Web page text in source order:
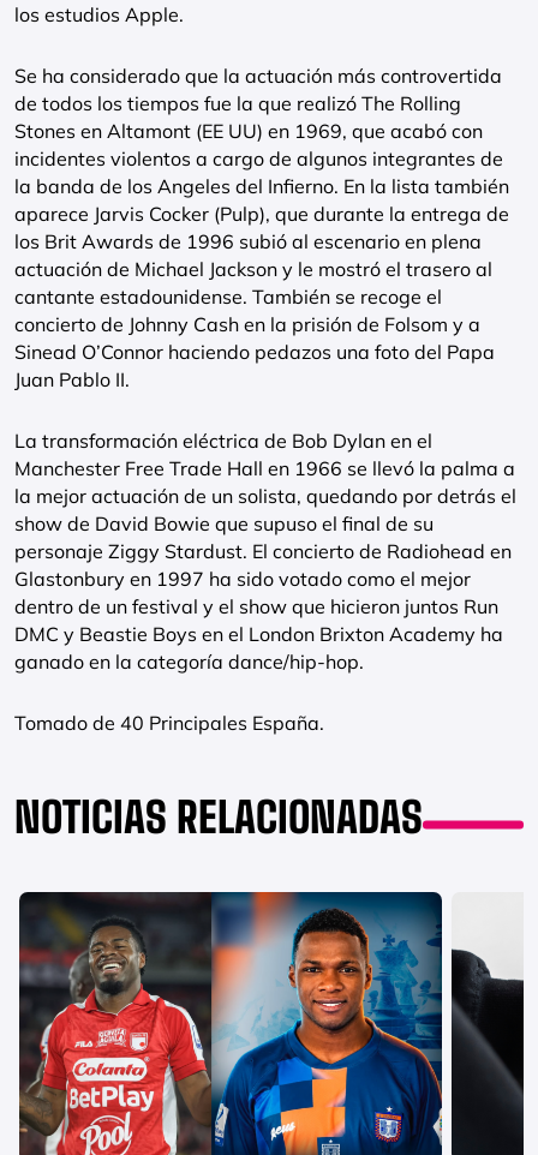
los estudios Apple.
Se ha considerado que la actuación más controvertida
de todos los tiempos fue la que realizó The Rolling
Stones en Altamont (EE UU) en 1969, que acabó con
incidentes violentos a cargo de algunos integrantes de
la banda de los Angeles del Infierno. En la lista también
aparece Jarvis Cocker (Pulp), que durante la entrega de
los Brit Awards de 1996 subió al escenario en plena
actuación de Michael Jackson y le mostró el trasero al
cantante estadounidense. También se recoge el
concierto de Johnny Cash en la prisión de Folsom y a
Sinead O’Connor haciendo pedazos una foto del Papa
Juan Pablo II.
La transformación eléctrica de Bob Dylan en el
Manchester Free Trade Hall en 1966 se llevó la palma a
la mejor actuación de un solista, quedando por detrás el
show de David Bowie que supuso el final de su
personaje Ziggy Stardust. El concierto de Radiohead en
Glastonbury en 1997 ha sido votado como el mejor
dentro de un festival y el show que hicieron juntos Run
DMC y Beastie Boys en el London Brixton Academy ha
ganado en la categoría dance/hip-hop.
Tomado de 40 Principales España.
NOTICIAS RELACIONADAS